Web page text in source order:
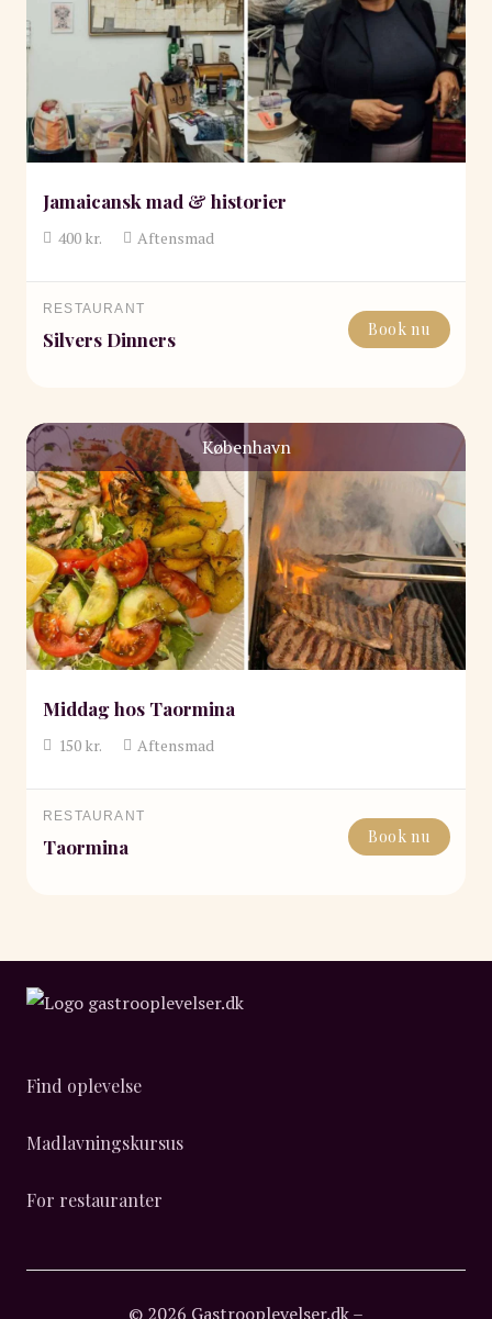
Jamaicansk mad & historier
400kr. Aftensmad
RESTAURANT
Silvers Dinners Book nu
København
Middag hos Taormina
150kr. Aftensmad
RESTAURANT
Taormina Book nu
Find oplevelse
Madlavningskursus
For restauranter
© 2026 Gastrooplevelser.dk –